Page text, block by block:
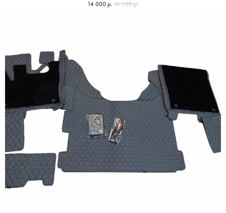
14 000 р. 16 500 р.